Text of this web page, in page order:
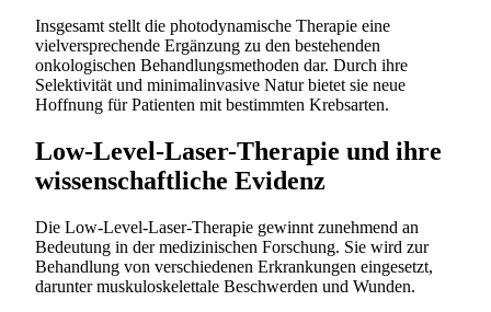
Insgesamt stellt die photodynamische Therapie eine
vielversprechende Ergänzung zu den bestehenden
onkologischen Behandlungsmethoden dar. Durch ihre
Selektivität und minimalinvasive Natur bietet sie neue
Hoffnung für Patienten mit bestimmten Krebsarten.
Low-Level-Laser-Therapie und ihre
wissenschaftliche Evidenz
Die Low-Level-Laser-Therapie gewinnt zunehmend an
Bedeutung in der medizinischen Forschung. Sie wird zur
Behandlung von verschiedenen Erkrankungen eingesetzt,
darunter muskuloskelettale Beschwerden und Wunden.